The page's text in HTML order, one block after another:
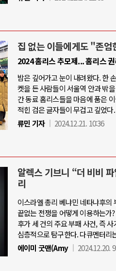
집 없는 이들에게도 "존
2024 홈리스 추모제... 홈리스
밤은 깊어가고 눈이 내려왔다. 한
켓을 든 사람들이 서울역 안과 밖
간 동료 홈리스들을 마음에 품은
적힌 검은 글자들이 무겁고 깊었다.
류민 기자
2024.12.21. 10:36
알렉스 기브니 “더 비비
리
이스라엘 총리 베냐민 네타냐후의
끝없는 전쟁을 어떻게 이용하는가
후가 세 건의 주요 부패 사건, 즉
심층적으로 탐구한다. 다큐멘터리
에이미 굿맨(Amy
2024.12.20.